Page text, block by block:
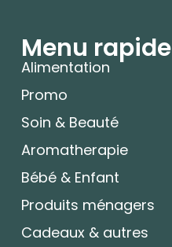
Menu rapide
Alimentation
Promo
Soin & Beauté
Aromatherapie
Bébé & Enfant
Produits ménagers
Cadeaux & autres